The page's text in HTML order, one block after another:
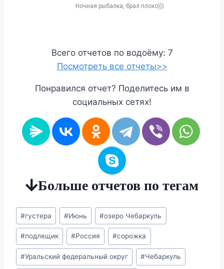
Ночная рыбалка, брал плохо)))
Всего отчетов по водоёму: 7
Посмотреть все отчеты>>
Понравился отчет? Поделитесь им в
социальных сетях!
Больше отчетов по тегам
Метки
записи:
#густера #Июнь #озеро Чебаркуль
#подлещик #Россия #сорожка
#Уральский федеральный округ #Чебаркуль